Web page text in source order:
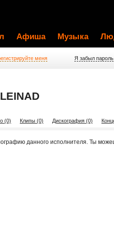
Афиша Музыка
меня Я забыл пароль
(0) Клипы (0) Дискография (0)
данного исполнителя. Ты